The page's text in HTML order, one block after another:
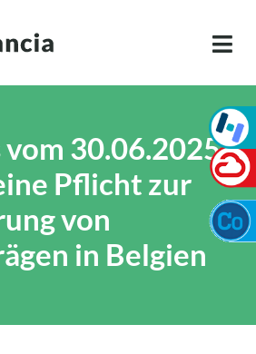
30.06.2025
Pflicht zur
von
in Belgien